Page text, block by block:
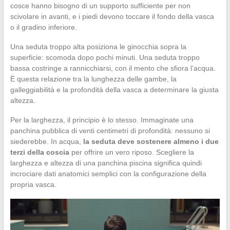
cosce hanno bisogno di un supporto sufficiente per non
scivolare in avanti, e i piedi devono toccare il fondo della vasca
o il gradino inferiore.
Una seduta troppo alta posiziona le ginocchia sopra la
superficie: scomoda dopo pochi minuti. Una seduta troppo
bassa costringe a rannicchiarsi, con il mento che sfiora l’acqua.
È questa relazione tra la lunghezza delle gambe, la
galleggiabilità e la profondità della vasca a determinare la giusta
altezza.
Per la larghezza, il principio è lo stesso. Immaginate una
panchina pubblica di venti centimetri di profondità: nessuno si
siederebbe. In acqua, la seduta deve sostenere almeno i due
terzi della cosciaper offrire un vero riposo. Scegliere la
larghezza e altezza di una panchina piscina significa quindi
incrociare dati anatomici semplici con la configurazione della
propria vasca.